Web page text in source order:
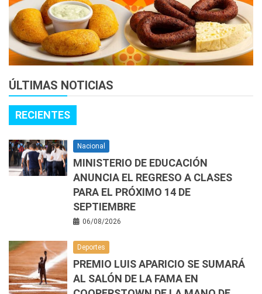
ÚLTIMAS NOTICIAS
RECIENTES
Nacional
MINISTERIO DE EDUCACIÓN
ANUNCIA EL REGRESO A CLASES
PARA EL PRÓXIMO 14 DE
SEPTIEMBRE
06/08/2026
Deportes
PREMIO LUIS APARICIO SE SUMARÁ
AL SALÓN DE LA FAMA EN